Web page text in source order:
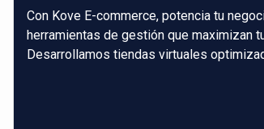
Con Kove E-commerce, potencia tu
herramientas de gestión que maximizan
Desarrollamos tiendas virtuales